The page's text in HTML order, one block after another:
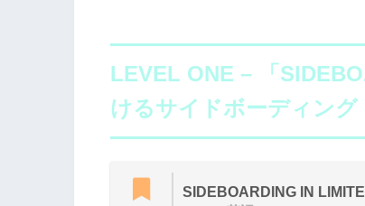
LEVEL ONE – 「
けるサイドボーディング
SIDEBOARDING IN